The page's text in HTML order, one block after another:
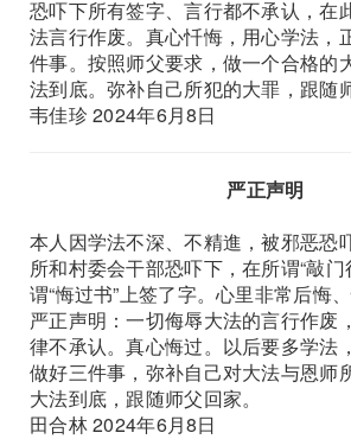
恐吓下所有签字、言行都不承认，在
法言行作废。真心忏悔，用心学法，
件事。按照师父要求，做一个合格的
法到底。弥补自己所犯的大罪，跟随
韦佳珍 2024年6月8日
严正声明
本人因学法不深、不精進，被邪恶恐
所和村委会干部恐吓下，在所谓“敲门
谓“悔过书”上签了字。心里非常后悔
严正声明：一切侮辱大法的言行作废
律不承认。真心悔过。以后要多学法
做好三件事，弥补自己对大法与恩师
大法到底，跟随师父回家。
田合林 2024年6月8日